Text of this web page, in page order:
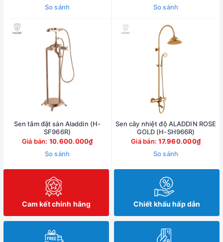
So sánh
So sánh
Sen tắm đặt sàn Aladdin (H-
SF966R)
Giá bán: 10.600.000₫
So sánh
Sen cây nhiệt độ ALADDIN ROSE
GOLD (H-SH966R)
Giá bán:17.960.000₫
So sánh
Cam kết chính hãng Chiết khấu hấp dẫn